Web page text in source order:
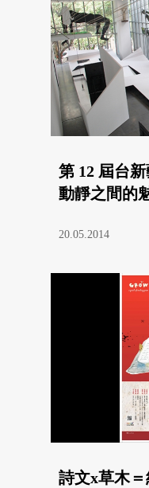
第 12 屆台
動靜之間的
20.05.2014
詩文x草木＝